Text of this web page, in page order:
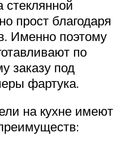
стеклянной
прост благодаря
Именно поэтому
по
заказу под
фартука.
на кухне имеют